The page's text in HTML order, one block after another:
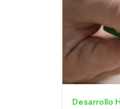
Desarrollo